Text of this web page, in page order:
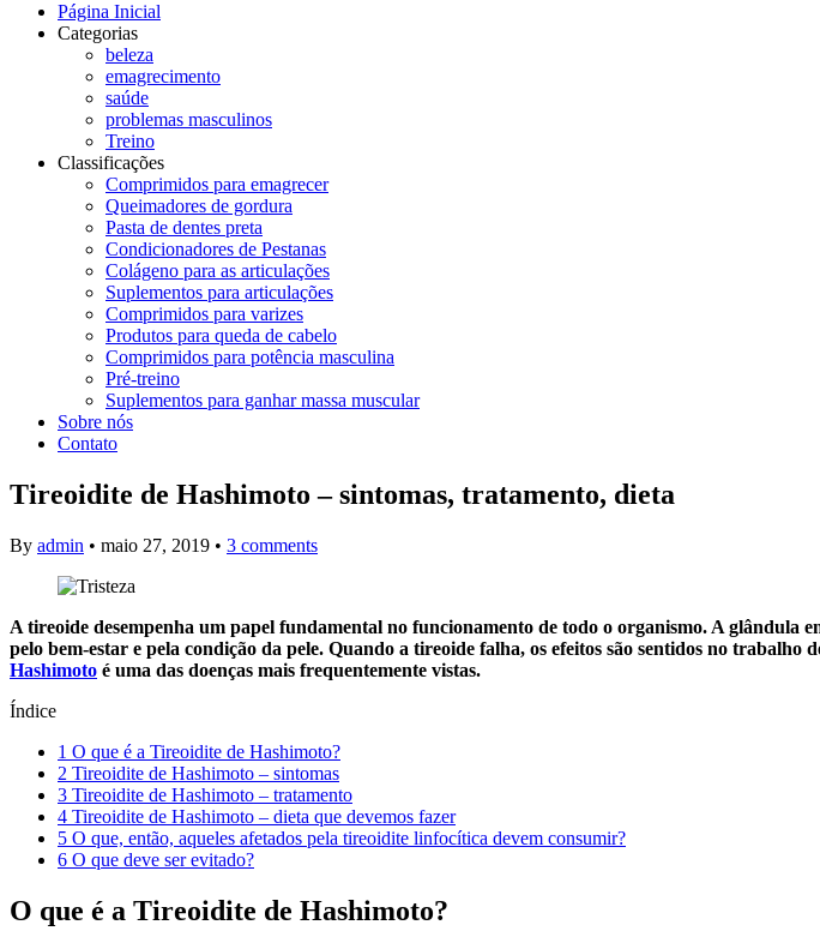
Página Inicial
Categorias
beleza
emagrecimento
saúde
problemas masculinos
Treino
Classificações
Comprimidos para emagrecer
Queimadores de gordura
Pasta de dentes preta
Condicionadores de Pestanas
Colágeno para as articulações
Suplementos para articulações
Comprimidos para varizes
Produtos para queda de cabelo
Comprimidos para potência masculina
Pré-treino
Suplementos para ganhar massa muscular
Sobre nós
Contato
Tireoidite de Hashimoto – sintomas, tratamento, dieta
By admin • maio 27, 2019 • 3 comments
A tireoide desempenha um papel fundamental no funcionamento de todo o organismo. A
pelo bem-estar e pela condição da pele. Quando a tireoide falha, os efeitos são sentidos no trabalho
Hashimoto é uma das doenças mais frequentemente vistas.
Índice
1 O que é a Tireoidite de Hashimoto?
2 Tireoidite de Hashimoto – sintomas
3 Tireoidite de Hashimoto – tratamento
4 Tireoidite de Hashimoto – dieta que devemos fazer
5 O que, então, aqueles afetados pela tireoidite linfocítica devem consumir?
6 O que deve ser evitado?
O que é a Tireoidite de Hashimoto?